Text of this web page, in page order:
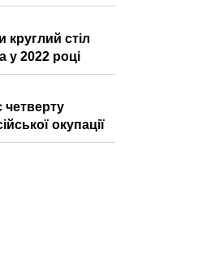
круглий стіл
у 2022 році
четверту
окупації